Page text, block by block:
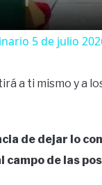
5 de julio
a ti mismo y a
de dejar lo
de las